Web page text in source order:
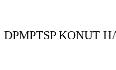
DPMPTSP KONUT